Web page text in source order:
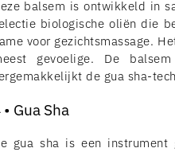
balsem is ontwikkeld in
biologische oliën die
voor gezichtsmassage.
gevoelige. De
de gua sha-
• Gua Sha
gua sha is een